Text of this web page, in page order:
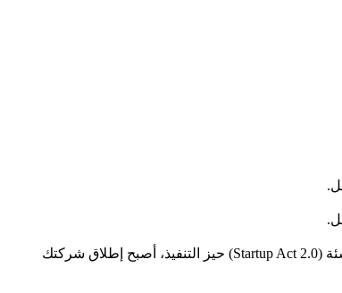
يعتبر عام 2026 عام "المقاول الرقمي" بامتياز في تونس. مع الرقمنة الشاملة للإجراءات الإدارية ودخول التعديلات الجديدة على قانون المؤسسات الناشئة (Startup Act 2.0) حيز التنفيذ، أصبح إطلاق شركتك